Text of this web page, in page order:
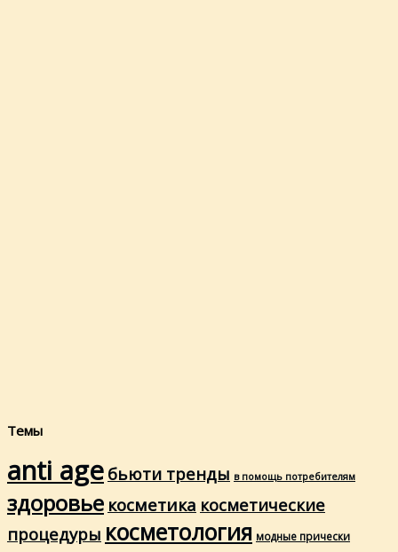
Темы
anti age бьюти тренды в помощь потребителям
здоровье косметика косметические
процедуры косметология модные прически